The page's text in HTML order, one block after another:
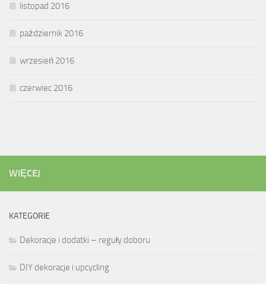
listopad 2016
październik 2016
wrzesień 2016
czerwiec 2016
WIĘCEJ
KATEGORIE
Dekoracje i dodatki – reguły doboru
DIY dekoracje i upcycling